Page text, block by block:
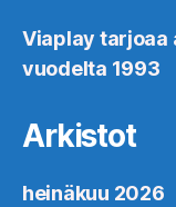
Viaplay tarjoaa
vuodelta 1993
Arkistot
heinäkuu 2026